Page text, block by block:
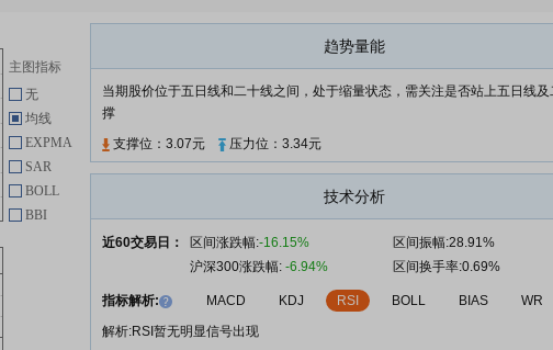
华泰股份:华泰股份职工代表大会
决议公告
华泰股份:华泰股份2026年员工持
股计划管理办法(修订稿)
查看更多
趋势量能
当期股价位于五日线和二十线之间，处于缩量状态，需关注是否站上五日线及
撑
支撑位：3.07元
压力位：3.34元
技术分析
近60交易日： 区间涨跌幅:-16.15%
区间振幅:28.91%
沪深300涨跌幅: -6.94% 区间换手率:0.69%
指标解析: MACD KDJ RSI BOLL BIAS
WR
解析:RSI暂无明显信号出现
主图指标
无
均线
EXPMA
SAR
BOLL
BBI